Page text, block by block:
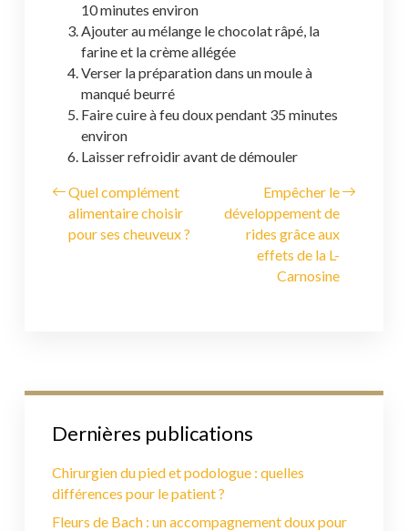
10 minutes environ
Ajouter au mélange le chocolat râpé, la
farine et la crème allégée
Verser la préparation dans un moule à
manqué beurré
Faire cuire à feu doux pendant 35 minutes
environ
Laisser refroidir avant de démouler
Quel complément
alimentaire choisir
pour ses cheuveux ?
Empêcher le
développement de
rides grâce aux
effets de la L-
Carnosine
Dernières publications
Chirurgien du pied et podologue : quelles
différences pour le patient ?
Fleurs de Bach : un accompagnement doux pour